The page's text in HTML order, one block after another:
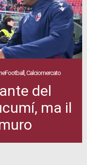
Calciomercato
del
ma il